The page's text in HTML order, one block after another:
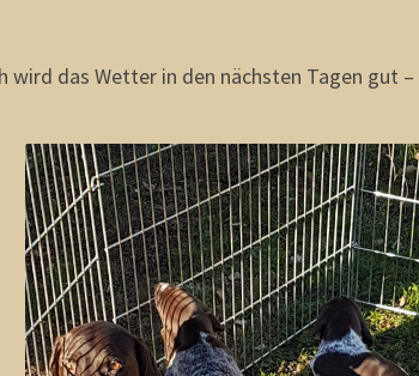
das Wetter in den nächsten Tagen gut